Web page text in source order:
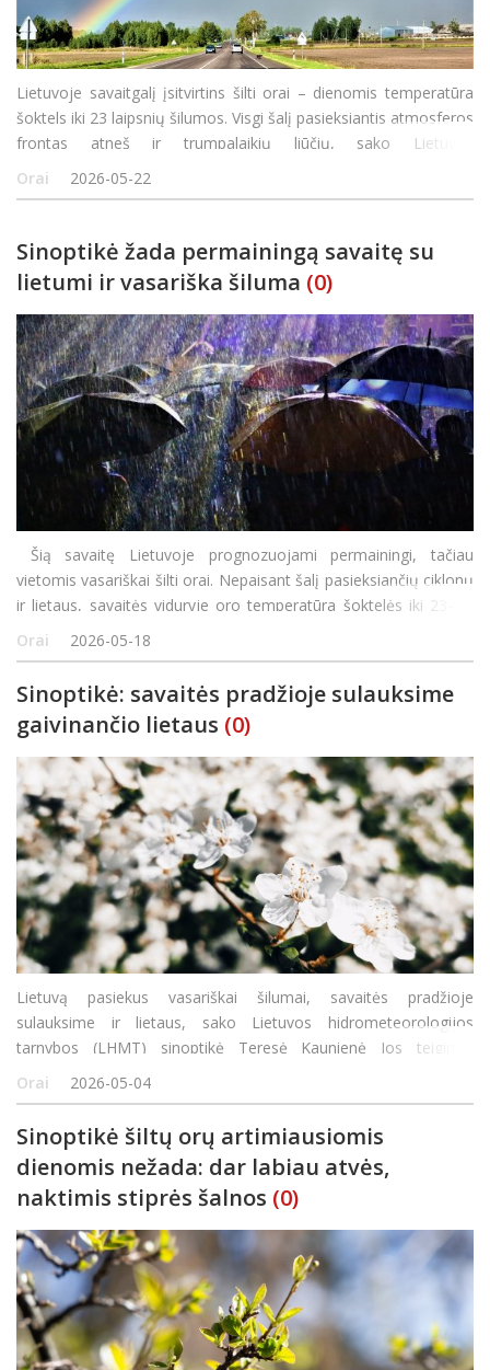
Lietuvoje savaitgalį įsitvirtins šilti orai – dienomis temperatūra
šoktels iki 23 laipsnių šilumos. Visgi šalį pasieksiantis atmosferos
frontas atneš ir trumpalaikių liūčių, sako Lietuvos
hidrometeorologijos tarnybos sinoptikė Simona Dalinkevičiūtė.
Artimiau
Orai 2026-05-22
Sinoptikė žada permainingą savaitę su
lietumi ir vasariška šiluma (0)
Šią savaitę Lietuvoje prognozuojami permainingi, tačiau
vietomis vasariškai šilti orai. Nepaisant šalį pasieksiančių ciklonų
ir lietaus, savaitės viduryje oro temperatūra šoktelės iki 23–24
laipsnių šilumos, sako Lietuvos hidrometeorologijos tarn
Orai 2026-05-18
Sinoptikė: savaitės pradžioje sulauksime
gaivinančio lietaus (0)
Lietuvą pasiekus vasariškai šilumai, savaitės pradžioje
sulauksime ir lietaus, sako Lietuvos hidrometeorologijos
tarnybos (LHMT) sinoptikė Teresė Kaunienė Jos teigimu,
artimiausią naktį bus nepastoviai debesuota, vietomis trumpai
palis, gali nugriaudėti perkūnija. „&Scaro
Orai 2026-05-04
Sinoptikė šiltų orų artimiausiomis
dienomis nežada: dar labiau atvės,
naktimis stiprės šalnos (0)